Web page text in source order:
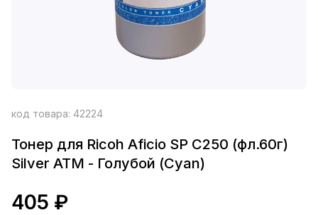
код товара: 42224
Тонер для Ricoh Aficio SP C250 (фл.60г)
Silver ATM - Голубой (Cyan)
405 ₽